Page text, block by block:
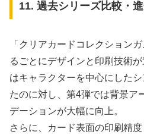
11. 過去シリーズ比較・
「クリアカードコレクション
るごとにデザインと印刷技術
はキャラクターを中心にした
たのに対し、第4弾では背景ア
デーションが大幅に向上。
さらに、カード表面の印刷精